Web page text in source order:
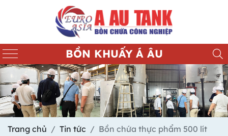
BỒN KHUẤY Á ÂU
Trang chủ Tin tức Bồn chứa thực phẩm 500 lít